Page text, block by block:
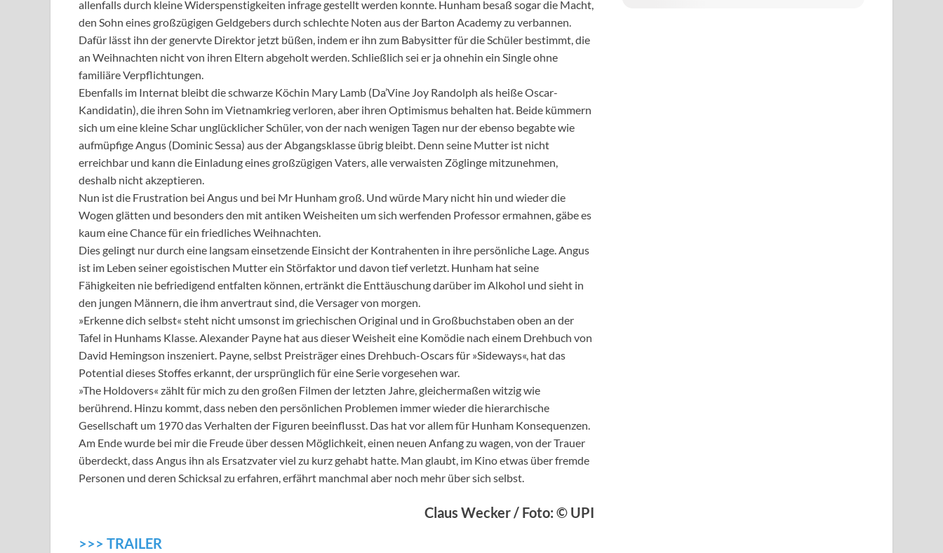
allenfalls durch kleine Widerspenstigkeiten infrage gestellt werden konnte. Hunham besaß sogar die Macht,
den Sohn eines großzügigen Geldgebers durch schlechte Noten aus der Barton Academy zu verbannen.
Dafür lässt ihn der genervte Direktor jetzt büßen, indem er ihn zum Babysitter für die Schüler bestimmt, die
an Weihnachten nicht von ihren Eltern abgeholt werden. Schließlich sei er ja ohnehin ein Single ohne
familiäre Verpflichtungen.
Ebenfalls im Internat bleibt die schwarze Köchin Mary Lamb (Da’Vine Joy Randolph als heiße Oscar-
Kandidatin), die ihren Sohn im Vietnamkrieg verloren, aber ihren Optimismus behalten hat. Beide kümmern
sich um eine kleine Schar unglücklicher Schüler, von der nach wenigen Tagen nur der ebenso begabte wie
aufmüpfige Angus (Dominic Sessa) aus der Abgangsklasse übrig bleibt. Denn seine Mutter ist nicht
erreichbar und kann die Einladung eines großzügigen Vaters, alle verwaisten Zöglinge mitzunehmen,
deshalb nicht akzeptieren.
Nun ist die Frustration bei Angus und bei Mr Hunham groß. Und würde Mary nicht hin und wieder die
Wogen glätten und besonders den mit antiken Weisheiten um sich werfenden Professor ermahnen, gäbe es
kaum eine Chance für ein friedliches Weihnachten.
Dies gelingt nur durch eine langsam einsetzende Einsicht der Kontrahenten in ihre persönliche Lage. Angus
ist im Leben seiner egoistischen Mutter ein Störfaktor und davon tief verletzt. Hunham hat seine
Fähigkeiten nie befriedigend entfalten können, ertränkt die Enttäuschung darüber im Alkohol und sieht in
den jungen Männern, die ihm anvertraut sind, die Versager von morgen.
»Erkenne dich selbst« steht nicht umsonst im griechischen Original und in Großbuchstaben oben an der
Tafel in Hunhams Klasse. Alexander Payne hat aus dieser Weisheit eine Komödie nach einem Drehbuch von
David Hemingson inszeniert. Payne, selbst Preisträger eines Drehbuch-Oscars für »Sideways«, hat das
Potential dieses Stoffes erkannt, der ursprünglich für eine Serie vorgesehen war.
»The Holdovers« zählt für mich zu den großen Filmen der letzten Jahre, gleichermaßen witzig wie
berührend. Hinzu kommt, dass neben den persönlichen Problemen immer wieder die hierarchische
Gesellschaft um 1970 das Verhalten der Figuren beeinflusst. Das hat vor allem für Hunham Konsequenzen.
Am Ende wurde bei mir die Freude über dessen Möglichkeit, einen neuen Anfang zu wagen, von der Trauer
überdeckt, dass Angus ihn als Ersatzvater viel zu kurz gehabt hatte. Man glaubt, im Kino etwas über fremde
Personen und deren Schicksal zu erfahren, erfährt manchmal aber noch mehr über sich selbst.
Claus Wecker / Foto: © UPI
>>> TRAILER